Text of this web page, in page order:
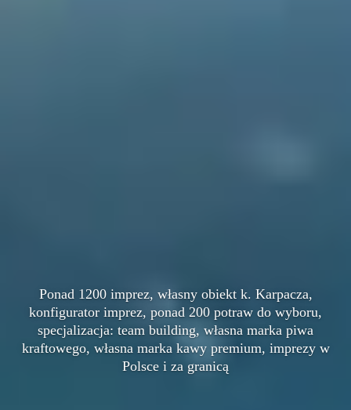
Ponad 1200 imprez, własny obiekt k. Karpacza,
konfigurator imprez, ponad 200 potraw do wyboru,
specjalizacja: team building, własna marka piwa
kraftowego, własna marka kawy premium, imprezy w
Polsce i za granicą